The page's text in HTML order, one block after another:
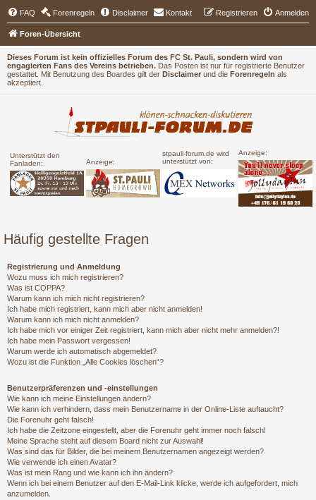
Dieses Forum ist kein offizielles Forum des FC St. Pauli, sondern wird von
engagierten Fans des Vereins betrieben. Das Posten ist nur für registrierte Benutzer
gestattet. Mit Benutzung des Boardes gilt der Disclaimer und die Forenregeln als
akzeptiert.
Unterstützt den
Fanladen:
Anzeige:
stpauli-forum.de wird
unterstützt von:
Anzeige:
FAQ Forenregeln Disclaimer Kontakt Anmelden
Registrieren
Foren-Übersicht
Häufig gestellte Fragen
Registrierung und Anmeldung
Wozu muss ich mich registrieren?
Was ist COPPA?
Warum kann ich mich nicht registrieren?
Ich habe mich registriert, kann mich aber nicht anmelden!
Warum kann ich mich nicht anmelden?
Ich habe mich vor einiger Zeit registriert, kann mich aber nicht mehr anmelden?!
Ich habe mein Passwort vergessen!
Warum werde ich automatisch abgemeldet?
Wozu ist die Funktion „Alle Cookies löschen“?
Benutzerpräferenzen und -einstellungen
Wie kann ich meine Einstellungen ändern?
Wie kann ich verhindern, dass mein Benutzername in der Online-Liste auftaucht?
Die Forenuhr geht falsch!
Ich habe die Zeitzone eingestellt, aber die Forenuhr geht immer noch falsch!
Meine Sprache steht auf diesem Board nicht zur Auswahl!
Was sind das für Bilder, die bei meinem Benutzernamen angezeigt werden?
Wie verwende ich einen Avatar?
Was ist mein Rang und wie kann ich ihn ändern?
Wenn ich bei einem Benutzer auf den E-Mail-Link klicke, werde ich aufgefordert, mich
anzumelden.